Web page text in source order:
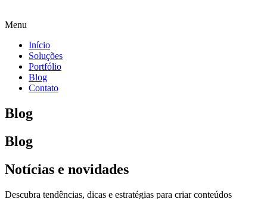
Menu
Início
Soluções
Portfólio
Blog
Contato
Blog
Blog
Notícias e novidades
Descubra tendências, dicas e estratégias para criar conteúdos